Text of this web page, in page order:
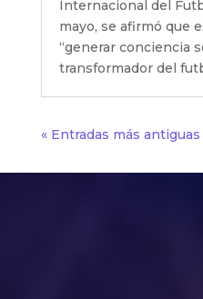
Internacional del
mayo, se afirmó que
“generar conciencia
transformador del
« Entradas más antiguas